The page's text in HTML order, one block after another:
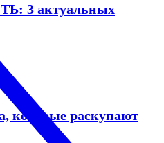
3 актуальных
которые раскупают